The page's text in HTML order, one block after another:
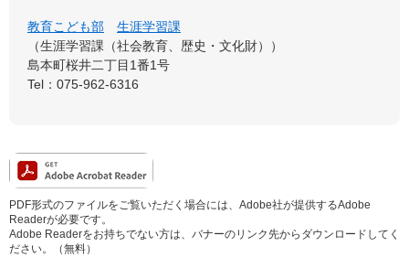
教育こども部
生涯学習課
生涯学習課（社会教育、歴史・文化財）
島本町桜井二丁目1番1号
Tel：075-962-6316
PDF形式のファイルをご覧いただく場合には、Adobe社が提供するAdobe
Readerが必要です。
Adobe Readerをお持ちでない方は、バナーのリンク先からダウンロードしてく
ださい。（無料）